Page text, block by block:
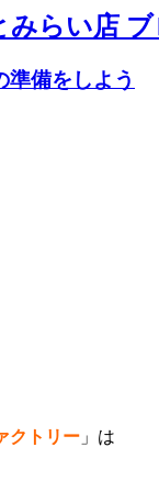
みらい店
準備をしよう
クトリー 」は